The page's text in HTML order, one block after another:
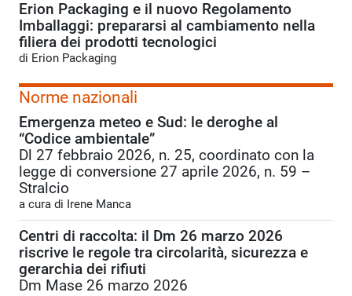
Erion Packaging e il nuovo Regolamento
Imballaggi: prepararsi al cambiamento nella
filiera dei prodotti tecnologici
di Erion Packaging
Norme nazionali
Emergenza meteo e Sud: le deroghe al
“Codice ambientale”
Dl 27 febbraio 2026, n. 25, coordinato con la
legge di conversione 27 aprile 2026, n. 59 –
Stralcio
a cura di Irene Manca
Centri di raccolta: il Dm 26 marzo 2026
riscrive le regole tra circolarità, sicurezza e
gerarchia dei rifiuti
Dm Mase 26 marzo 2026